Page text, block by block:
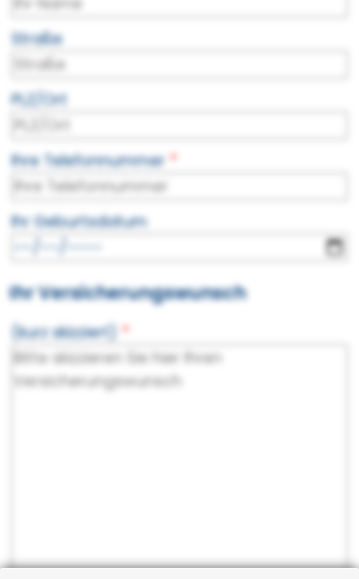
Straße
PLZ/Ort
Ihre Telefonnummer
Ihr Geburtsdatum
Ihr Versicherungswunsch
(kurz skizziert)